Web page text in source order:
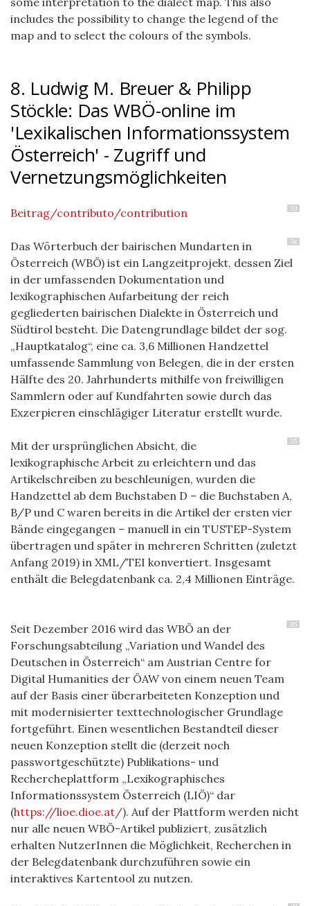
includes the possibility to change the legend of the
map and to select the colours of the symbols.
8. Ludwig M. Breuer & Philipp
Stöckle: Das WBÖ-online im
'Lexikalischen Informationssystem
Österreich' - Zugriff und
Vernetzungsmöglichkeiten
33
Beitrag/contributo/contribution
34
Das Wörterbuch der bairischen Mundarten in
Österreich (WBÖ) ist ein Langzeitprojekt, dessen Ziel
in der umfassenden Dokumentation und
lexikographischen Aufarbeitung der reich
gegliederten bairischen Dialekte in Österreich und
Südtirol besteht. Die Datengrundlage bildet der sog.
„Hauptkatalog“, eine ca. 3,6 Millionen Handzettel
umfassende Sammlung von Belegen, die in der ersten
Hälfte des 20. Jahrhunderts mithilfe von freiwilligen
Sammlern oder auf Kundfahrten sowie durch das
Exzerpieren einschlägiger Literatur erstellt wurde.
35
Mit der ursprünglichen Absicht, die
lexikographische Arbeit zu erleichtern und das
Artikelschreiben zu beschleunigen, wurden die
Handzettel ab dem Buchstaben D – die Buchstaben A,
B/P und C waren bereits in die Artikel der ersten vier
Bände eingegangen – manuell in ein TUSTEP-System
übertragen und später in mehreren Schritten (zuletzt
Anfang 2019) in XML/TEI konvertiert. Insgesamt
enthält die Belegdatenbank ca. 2,4 Millionen Einträge.
36
Seit Dezember 2016 wird das WBÖ an der
Forschungsabteilung „Variation und Wandel des
Deutschen in Österreich“ am Austrian Centre for
Digital Humanities der ÖAW von einem neuen Team
auf der Basis einer überarbeiteten Konzeption und
mit modernisierter texttechnologischer Grundlage
fortgeführt. Einen wesentlichen Bestandteil dieser
neuen Konzeption stellt die (derzeit noch
passwortgeschützte) Publikations- und
Rechercheplattform „Lexikographisches
Informationssystem Österreich (LIÖ)“ dar
(https://lioe.dioe.at/). Auf der Plattform werden nicht
nur alle neuen WBÖ-Artikel publiziert, zusätzlich
erhalten NutzerInnen die Möglichkeit, Recherchen in
der Belegdatenbank durchzuführen sowie ein
interaktives Kartentool zu nutzen.